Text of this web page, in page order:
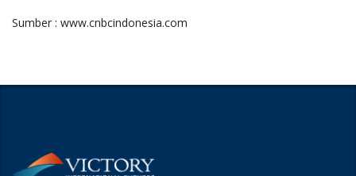
Sumber : www.cnbcindonesia.com